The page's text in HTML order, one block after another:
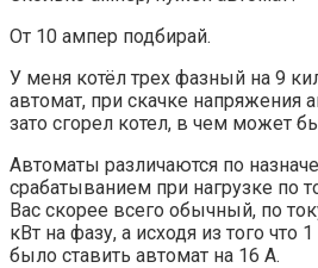
От 10 ампер подбирай.
У меня котёл трех фазный на 9
автомат, при скачке напряжения
зато сгорел котел, в чем может
Автоматы различаются по
срабатыванием при нагрузке по
Вас скорее всего обычный, по
кВт на фазу, а исходя из того что
было ставить автомат на 16 А.